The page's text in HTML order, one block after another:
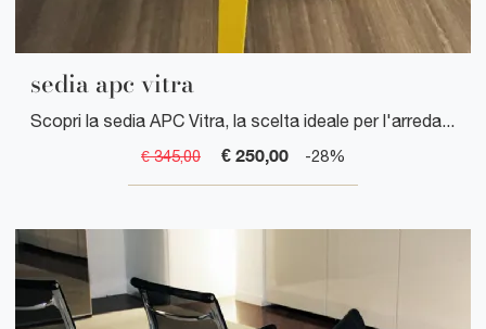
sedia apc vitra
Scopri la sedia APC Vitra, la scelta ideale per l'arredamento della tua casa. Ottima qualità e design moderno!
€ 345,00 € 250,00 -28%